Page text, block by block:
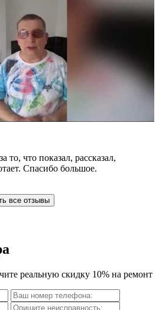
то, что показал, рассказал,
Спасибо большое.
все отзывы
реальную скидку 10% на ремонт